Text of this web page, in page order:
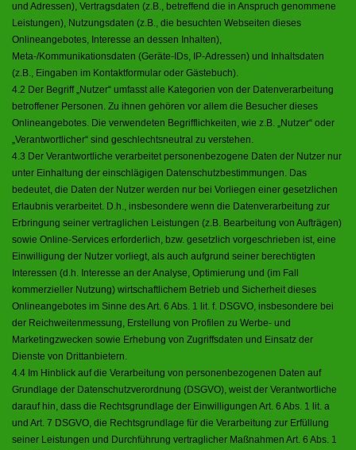
und Adressen), Vertragsdaten (z.B., betreffend die in Anspruch genommene
Leistungen), Nutzungsdaten (z.B., die besuchten Webseiten dieses
Onlineangebotes, Interesse an dessen Inhalten),
Meta-/Kommunikationsdaten (Geräte-IDs, IP-Adressen) und Inhaltsdaten
(z.B., Eingaben im Kontaktformular oder Gästebuch).
4.2 Der Begriff „Nutzer“ umfasst alle Kategorien von der Datenverarbeitung
betroffener Personen. Zu ihnen gehören vor allem die Besucher dieses
Onlineangebotes. Die verwendeten Begrifflichkeiten, wie z.B. „Nutzer“ oder
„Verantwortlicher“ sind geschlechtsneutral zu verstehen.
4.3 Der Verantwortliche verarbeitet personenbezogene Daten der Nutzer nur
unter Einhaltung der einschlägigen Datenschutzbestimmungen. Das
bedeutet, die Daten der Nutzer werden nur bei Vorliegen einer gesetzlichen
Erlaubnis verarbeitet. D.h., insbesondere wenn die Datenverarbeitung zur
Erbringung seiner vertraglichen Leistungen (z.B. Bearbeitung von Aufträgen)
sowie Online-Services erforderlich, bzw. gesetzlich vorgeschrieben ist, eine
Einwilligung der Nutzer vorliegt, als auch aufgrund seiner berechtigten
Interessen (d.h. Interesse an der Analyse, Optimierung und (im Fall
kommerzieller Nutzung) wirtschaftlichem Betrieb und Sicherheit dieses
Onlineangebotes im Sinne des Art. 6 Abs. 1 lit. f. DSGVO, insbesondere bei
der Reichweitenmessung, Erstellung von Profilen zu Werbe- und
Marketingzwecken sowie Erhebung von Zugriffsdaten und Einsatz der
Dienste von Drittanbietern.
4.4 Im Hinblick auf die Verarbeitung von personenbezogenen Daten auf
Grundlage der Datenschutzverordnung (DSGVO), weist der Verantwortliche
darauf hin, dass die Rechtsgrundlage der Einwilligungen Art. 6 Abs. 1 lit. a
und Art. 7 DSGVO, die Rechtsgrundlage für die Verarbeitung zur Erfüllung
seiner Leistungen und Durchführung vertraglicher Maßnahmen Art. 6 Abs. 1